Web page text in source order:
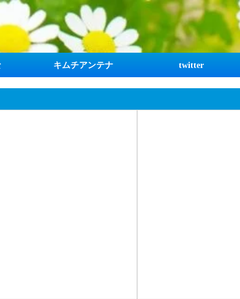
キムチアンテナ twitter